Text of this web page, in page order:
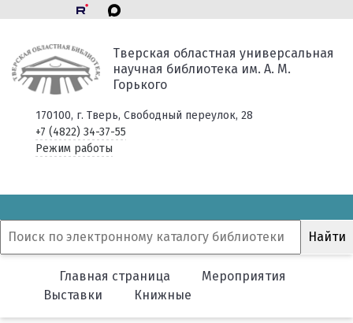
Тверская областная универсальная
научная библиотека им. А. М.
Горького
170100, г. Тверь, Свободный переулок, 28
+7 (4822) 34-37-55
Режим работы
Главная страница
Мероприятия
Выставки
Книжные